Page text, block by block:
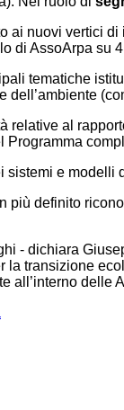
ai nuovi vertici
di AssoArpa su
tematiche
dell’ambiente
relative al
Programma
sistemi e
più definito
- dichiara
la transizione
all’interno delle